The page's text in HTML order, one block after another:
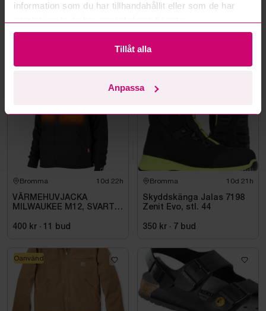
information som du har tillhandahållit eller som de har
Tillåt alla
Anpassa
Mer från samma kategori
Bromma 10d 22h
VÄRMEHUVJACKA
MILWAUKEE M12, SVART
400 kr · 11 bud
Bromma 10d 21h
Skyddskänga Jalas 7198
Zenit Evo, stl. 44
350 kr · 7 bud
Oanvänd